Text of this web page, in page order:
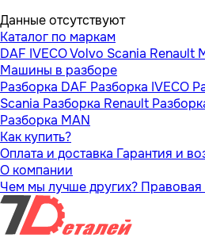
Данные отсутствуют
Каталог по маркам
DAF IVECOVolvo Scania Renault
Машины в разборе
Разборка DAF Разборка IVECO
Scania Разборка Renault
Разборка MAN
Как купить?
Оплата и доставка Гарантия и
О компании
Чем мы лучше других?